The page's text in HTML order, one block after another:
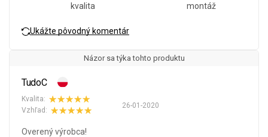
kvalita
montáž
Ukážte pôvodný komentár
Názor sa týka tohto produktu
TudoC
26-01-2020
Kvalita:
Vzhľad:
Overený výrobca!